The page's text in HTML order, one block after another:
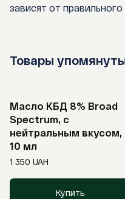
зависят от
Товары
Масло КБД 8% Broad
Spectrum, с
нейтральным вкусом,
10 мл
1 350 UAH
Купить